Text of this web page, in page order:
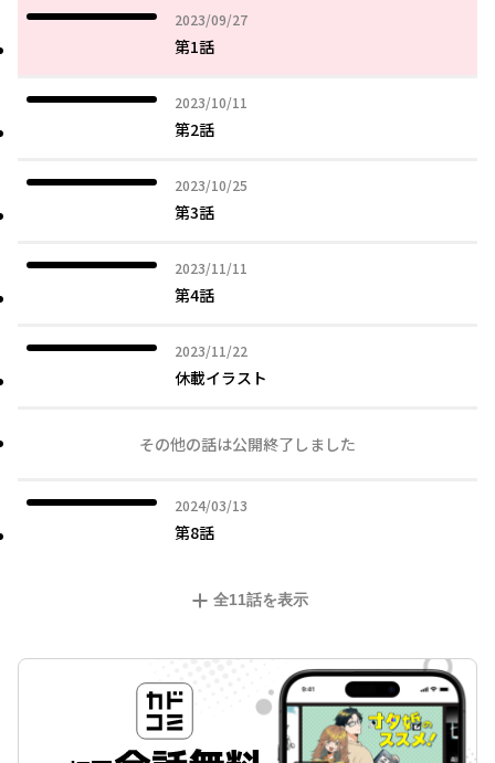
2023/09/27
2023年09月27日
第1話
2023/10/11
2023年10月11日
第2話
2023/10/25
2023年10月25日
第3話
2023/11/11
2023年11月11日
第4話
2023/11/22
2023年11月22日
休載イラスト
その他の話は公開終了しました
2024/03/13
2024年03月13日
第8話
全11話を表示